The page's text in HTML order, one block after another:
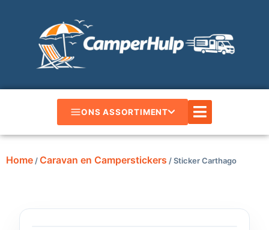
ONS ASSORTIMENT
Home / Caravan en Camperstickers / Sticker Carthago